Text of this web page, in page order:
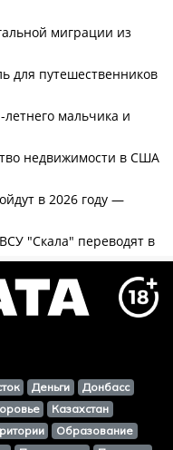
Деньги
Донбасс
Казахстан
Образование